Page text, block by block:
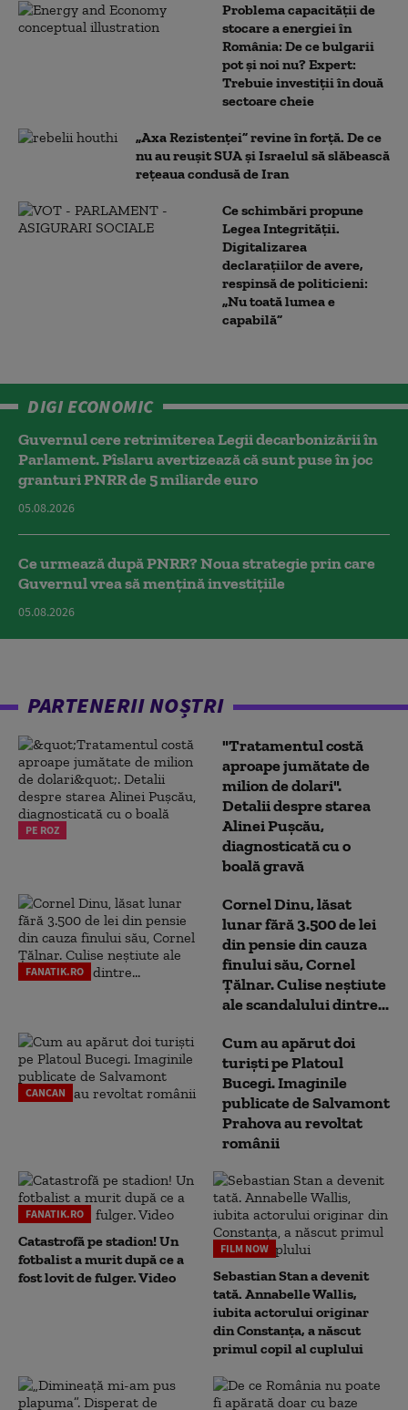
Problema capacității de
stocare a energiei în
România: De ce bulgarii
pot și noi nu? Expert:
Trebuie investiții în două
sectoare cheie
„Axa Rezistenței” revine în forță. De ce
nu au reușit SUA și Israelul să slăbească
rețeaua condusă de Iran
Ce schimbări propune
Legea Integrității.
Digitalizarea
declarațiilor de avere,
respinsă de politicieni:
„Nu toată lumea e
capabilă”
DIGI ECONOMIC
Guvernul cere retrimiterea Legii decarbonizării în
Parlament. Pîslaru avertizează că sunt puse în joc
granturi PNRR de 5 miliarde euro
05.08.2026
Ce urmează după PNRR? Noua strategie prin care
Guvernul vrea să mențină investițiile
05.08.2026
PARTENERII NOȘTRI
PE ROZ
"Tratamentul costă
aproape jumătate de
milion de dolari".
Detalii despre starea
Alinei Pușcău,
diagnosticată cu o
boală gravă
FANATIK.RO
Cornel Dinu, lăsat
lunar fără 3.500 de lei
din pensie din cauza
finului său, Cornel
Țălnar. Culise neștiute
ale scandalului dintre...
CANCAN
Cum au apărut doi
turiști pe Platoul
Bucegi. Imaginile
publicate de Salvamont
Prahova au revoltat
românii
FANATIK.RO
Catastrofă pe stadion! Un
fotbalist a murit după ce a
fost lovit de fulger. Video
FILM NOW
Sebastian Stan a devenit
tată. Annabelle Wallis,
iubita actorului originar
din Constanța, a născut
primul copil al cuplului